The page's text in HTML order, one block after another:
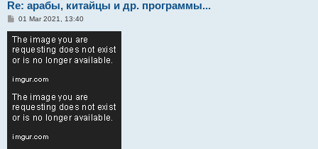
Re: арабы, китайцы и др. программы...
P
s
01 Mar 2021, 13:40